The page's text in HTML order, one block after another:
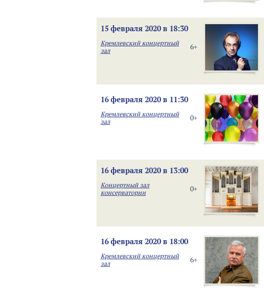
15 февраля 2020 в 18:30
6+
Кремлевский концертный
зал
16 февраля 2020 в 11:30
0+
Кремлевский концертный
зал
16 февраля 2020 в 13:00
0+
Концертный зал
консерватории
16 февраля 2020 в 18:00
6+
Кремлевский концертный
зал